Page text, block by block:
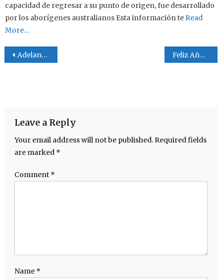
capacidad de regresar a su punto de origen, fue desarrollado
por los aborígenes australianos Esta información te Read
More…
Post navigation
Adelante con La Cruz #4 Feliz Año Nuevos les desea Divinos Pizza
Leave a Reply
Your email address will not be published. Required fields
are marked *
Comment *
Name *